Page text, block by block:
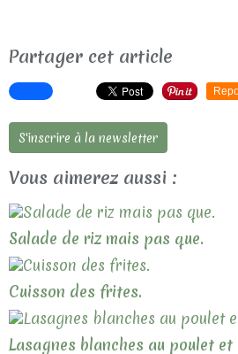
Partager cet article
S'inscrire à la newsletter
Vous aimerez aussi :
Salade de riz mais pas que.
Cuisson des frites.
Lasagnes blanches au poulet et